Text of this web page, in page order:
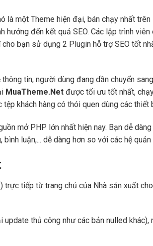
là một Theme hiện đại, bán chạy nhất
đến kết quả SEO. Các lập trình
cho bạn sử dụng 2 Plugin hỗ trợ SEO tốt
tin, người dùng đang dần chuyển
MuaTheme.Net được tối ưu tốt nhất,
khách hàng có thói quen dùng các thiết
mở PHP lớn nhất hiện nay. Bạn dễ
luận,... dễ dàng hơn so với các hệ
tiếp từ trang chủ của Nhà sản xuất
thủ công như các bản nulled khác),